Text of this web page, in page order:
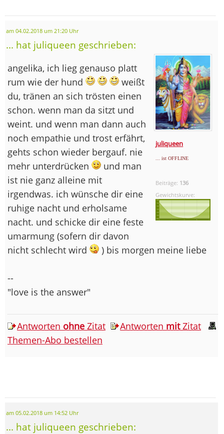
am 04.02.2018 um 21:20 Uhr
... hat juliqueen geschrieben:
juliqueen
... ist OFFLINE
Beiträge: 136
Gewichtskurve:
angelika, ich lieg genauso platt
rum wie der hund
weißt
du, tränen an sich trösten einen
schon. wenn man da sitzt und
weint. und wenn man dann auch
noch empathie und trost erfährt,
gehts schon wieder bergauf. nie
mehr unterdrücken
und man
ist nie ganz alleine mit
irgendwas. ich wünsche dir eine
ruhige nacht und erholsame
nacht. und schicke dir eine feste
umarmung (sofern dir davon
nicht schlecht wird
) bis morgen meine liebe
--
"love is the answer"
Antworten ohne Zitat Antworten mitZitat
Themen-Abo bestellen
am 05.02.2018 um 14:52 Uhr
... hat juliqueen geschrieben: